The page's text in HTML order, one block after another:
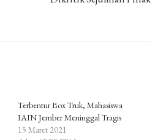
Terbentur Box Truk, Mahasiswa
IAIN Jember Meninggal Tragis
15 Maret 2021